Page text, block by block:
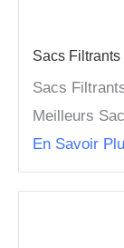
Sacs
Sacs
Meilleurs
En Savoir